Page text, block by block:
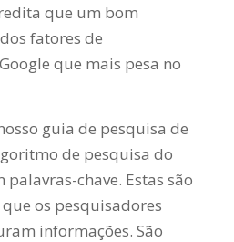
que um bom
fatores de
que mais pesa no
guia de pesquisa de
de pesquisa do
palavras-chave. Estas são
os pesquisadores
informações. São